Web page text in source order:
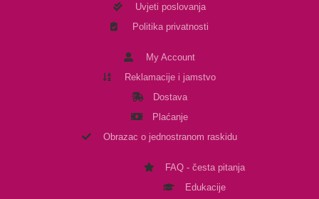
Uvjeti poslovanja
Politika privatnosti
My Account
Reklamacije i jamstvo
Dostava
Plaćanje
Obrazac o jednostranom raskidu
FAQ - česta pitanja
Edukacije